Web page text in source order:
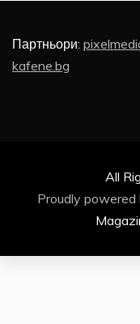
Партньори:
kafene.bg
All
Proudly